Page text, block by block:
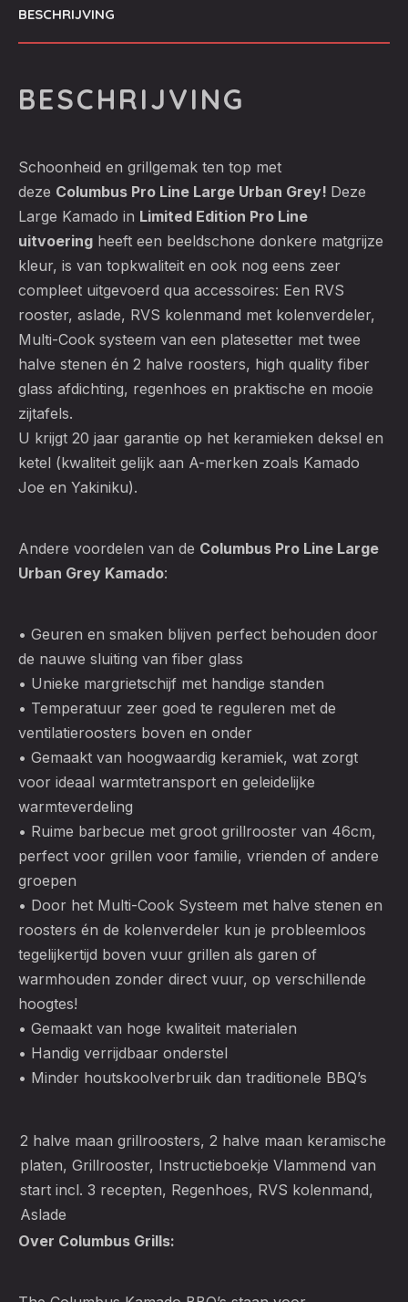
BESCHRIJVING
BESCHRIJVING
Schoonheid en grillgemak ten top met
deze Columbus Pro Line Large Urban Grey! Deze
Large Kamado in Limited Edition Pro Line
uitvoering heeft een beeldschone donkere matgrijze
kleur, is van topkwaliteit en ook nog eens zeer
compleet uitgevoerd qua accessoires: Een RVS
rooster, aslade, RVS kolenmand met kolenverdeler,
Multi-Cook systeem van een platesetter met twee
halve stenen én 2 halve roosters, high quality fiber
glass afdichting, regenhoes en praktische en mooie
zijtafels.
U krijgt 20 jaar garantie op het keramieken deksel en
ketel (kwaliteit gelijk aan A-merken zoals Kamado
Joe en Yakiniku).
Andere voordelen van de Columbus Pro Line Large
Urban Grey Kamado:
• Geuren en smaken blijven perfect behouden door
de nauwe sluiting van fiber glass
• Unieke margrietschijf met handige standen
• Temperatuur zeer goed te reguleren met de
ventilatieroosters boven en onder
• Gemaakt van hoogwaardig keramiek, wat zorgt
voor ideaal warmtetransport en geleidelijke
warmteverdeling
• Ruime barbecue met groot grillrooster van 46cm,
perfect voor grillen voor familie, vrienden of andere
groepen
• Door het Multi-Cook Systeem met halve stenen en
roosters én de kolenverdeler kun je probleemloos
tegelijkertijd boven vuur grillen als garen of
warmhouden zonder direct vuur, op verschillende
hoogtes!
• Gemaakt van hoge kwaliteit materialen
• Handig verrijdbaar onderstel
• Minder houtskoolverbruik dan traditionele BBQ’s
2 halve maan grillroosters, 2 halve maan keramische
platen, Grillrooster, Instructieboekje Vlammend van
start incl. 3 recepten, Regenhoes, RVS kolenmand,
Aslade
Over Columbus Grills: